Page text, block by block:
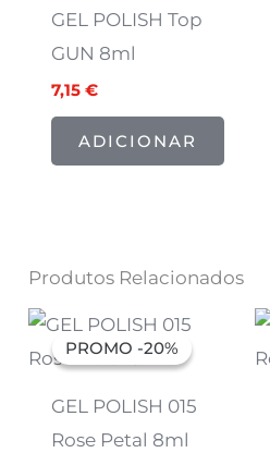
GEL POLISH Top
GUN 8ml
7,15 €
ADICIONAR
Produtos Relacionados
PROMO -20%
PROMO -20%
GEL POLISH 015
Rose Petal 8ml
O
preço
original
6,91 €.
O
preço
atual
5,53 €.